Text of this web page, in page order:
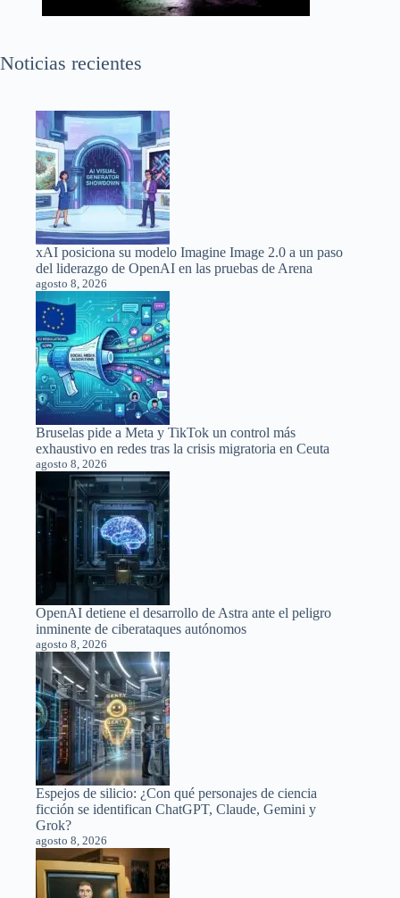
Noticias recientes
xAI posiciona su modelo Imagine Image 2.0 a un paso
del liderazgo de OpenAI en las pruebas de Arena
agosto 8, 2026
Bruselas pide a Meta y TikTok un control más
exhaustivo en redes tras la crisis migratoria en Ceuta
agosto 8, 2026
OpenAI detiene el desarrollo de Astra ante el peligro
inminente de ciberataques autónomos
agosto 8, 2026
Espejos de silicio: ¿Con qué personajes de ciencia
ficción se identifican ChatGPT, Claude, Gemini y
Grok?
agosto 8, 2026